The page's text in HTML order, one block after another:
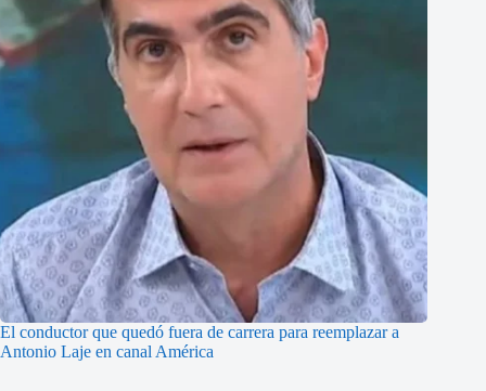
El conductor que quedó fuera de carrera para reemplazar a
Antonio Laje en canal América